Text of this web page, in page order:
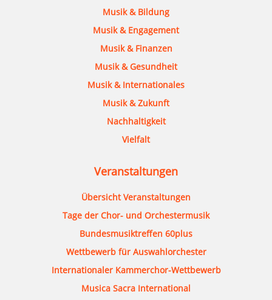
Musik & Bildung
Musik & Engagement
Musik & Finanzen
Musik & Gesundheit
Musik & Internationales
Musik & Zukunft
Nachhaltigkeit
Vielfalt
Veranstaltungen
Übersicht Veranstaltungen
Tage der Chor- und Orchestermusik
Bundesmusiktreffen 60plus
Wettbewerb für Auswahlorchester
Internationaler Kammerchor-Wettbewerb
Musica Sacra International